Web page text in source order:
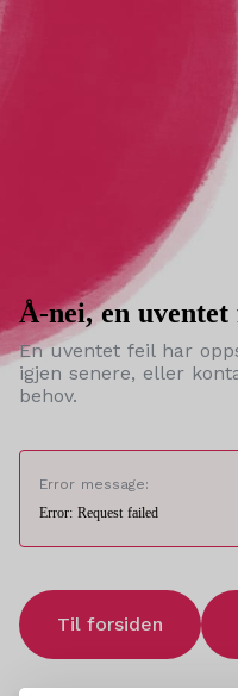
Å-nei, en
En uventet feil har
igjen senere, eller
behov.
Error message:
Error: Request failed
Til forsiden